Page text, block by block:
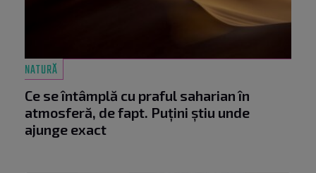
NATURĂ
Ce se întâmplă cu praful saharian în
atmosferă, de fapt. Puțini știu unde
ajunge exact